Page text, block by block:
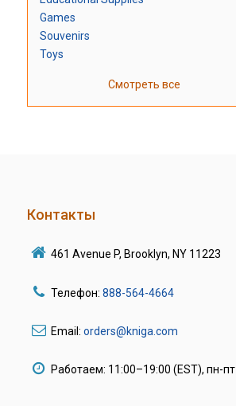
Games
Souvenirs
Toys
Смотреть все
Контакты
461 Avenue P, Brooklyn, NY 11223
Телефон: 888-564-4664
Email: orders@kniga.com
Работаем: 11:00–19:00 (EST), пн-пт